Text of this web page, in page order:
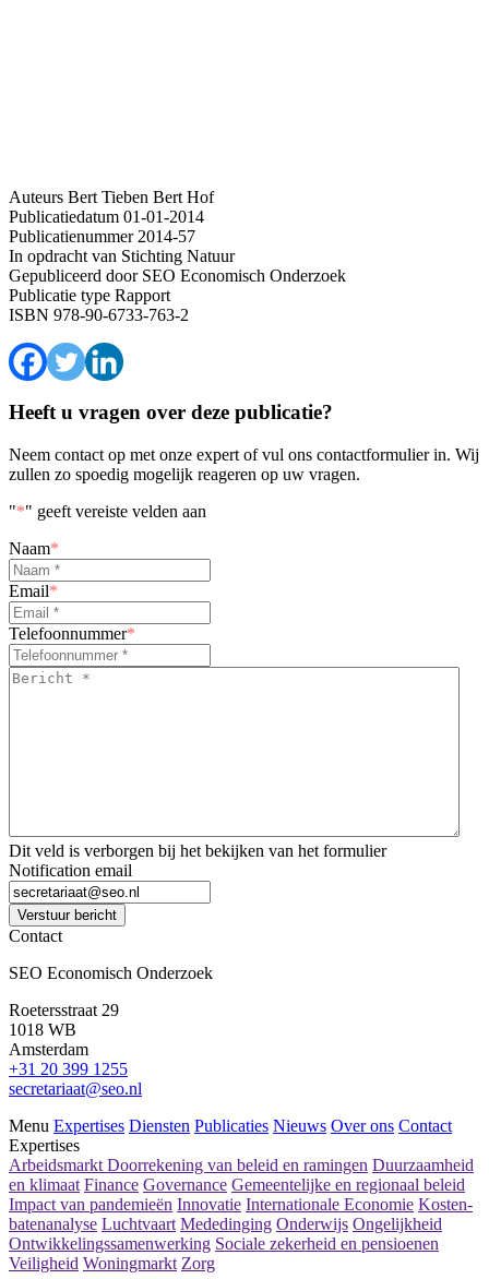
Auteurs Bert Tieben Bert Hof
Publicatiedatum 01-01-2014
Publicatienummer2014-57
In opdracht van Stichting Natuur
Gepubliceerd doorSEO Economisch Onderzoek
Publicatie type Rapport
ISBN 978-90-6733-763-2
Heeft u vragen over deze publicatie?
Neem contact op met onze expert of vul ons contactformulier in. Wij
zullen zo spoedig mogelijk reageren op uw vragen.
"*" geeft vereiste velden aan
Naam*
Email*
Telefoonnummer*
Bericht
Dit veld is verborgen bij het bekijken van het formulier
Notification email
Verstuur bericht
Contact
SEO Economisch Onderzoek
Roetersstraat 29
1018 WB
Amsterdam
+31 20 399 1255
secretariaat@seo.nl
Menu Expertises Diensten Publicaties Nieuws Over ons Contact
Expertises
Arbeidsmarkt Doorrekening van beleid en ramingen Duurzaamheid
en klimaat Finance Governance Gemeentelijke en regionaal beleid
Impact van pandemieën Innovatie Internationale Economie Kosten-
batenanalyse Luchtvaart Mededinging Onderwijs Ongelijkheid
Ontwikkelingssamenwerking Sociale zekerheid en pensioenen
Veiligheid Woningmarkt Zorg